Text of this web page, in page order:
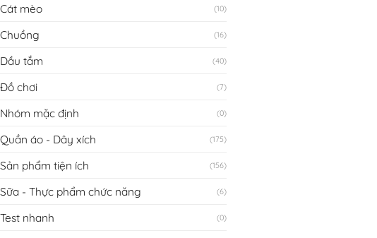
Cát mèo (10)
Chuồng (16)
Dầu tắm (40)
Đồ chơi (7)
Nhóm mặc định (0)
Quần áo - Dây xích (175)
Sản phẩm tiện ích (156)
Sữa - Thực phẩm chức năng (6)
Test nhanh (0)